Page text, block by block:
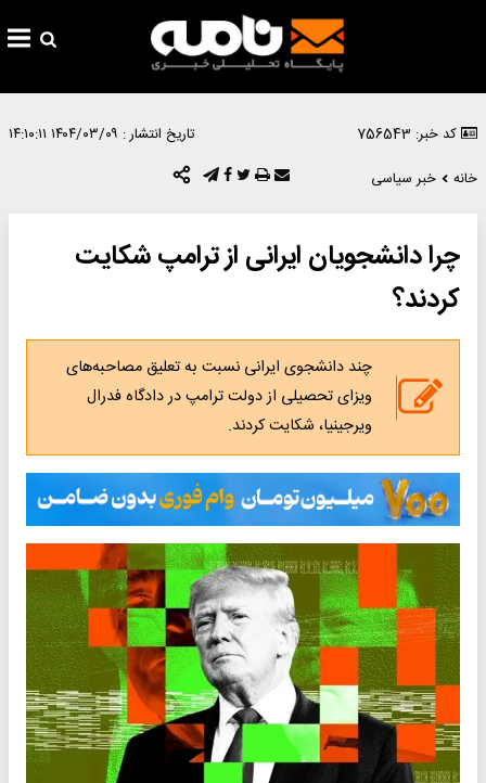
کد خبر: 756543 تاریخ انتشار : ۱۴۰۴/۰۳/۰۹ ۱۴:۱۰:۱۱
خانه
خبر سیاسی
چرا دانشجویان ایرانی از ترامپ شکایت
کردند؟
چند دانشجوی ایرانی نسبت به تعلیق مصاحبه‌های
ویزای تحصیلی از دولت ترامپ در دادگاه فدرال
ویرجینیا، شکایت کردند.